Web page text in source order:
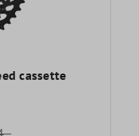
cassette